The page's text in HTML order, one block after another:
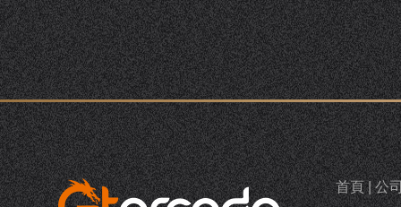
首頁|公